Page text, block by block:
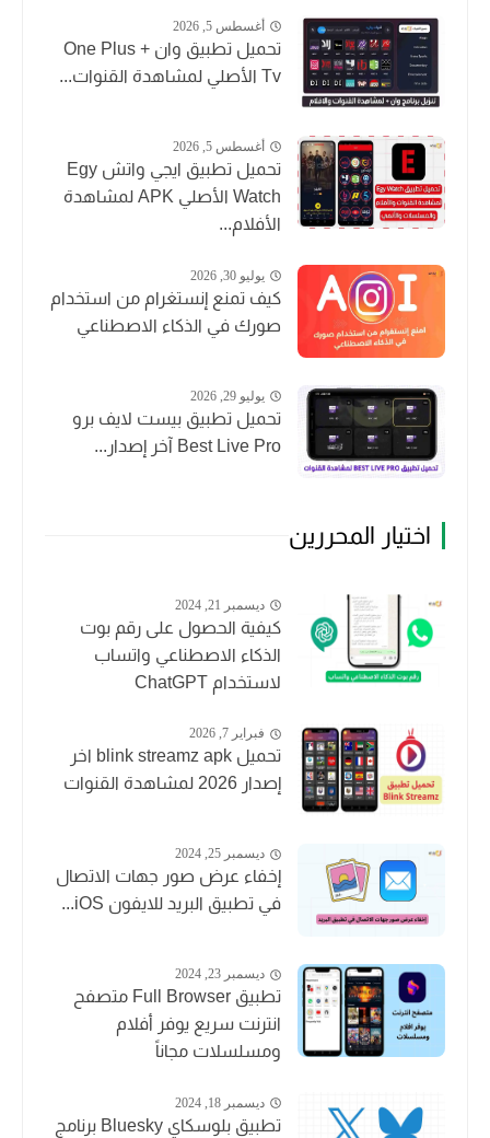
أغسطس 5, 2026
تحميل تطبيق وان + One Plus
Tv الأصلي لمشاهدة القنوات...
أغسطس 5, 2026
تحميل تطبيق ايجي واتش Egy
Watch الأصلي APK لمشاهدة
الأفلام...
يوليو 30, 2026
كيف تمنع إنستغرام من استخدام
صورك في الذكاء الاصطناعي
يوليو 29, 2026
تحميل تطبيق بيست لايف برو
Best Live Pro آخر إصدار...
اختيار المحررين
ديسمبر 21, 2024
كيفية الحصول على رقم بوت
الذكاء الاصطناعي واتساب
لاستخدام ChatGPT
فبراير 7, 2026
تحميل blink streamz apk اخر
إصدار 2026 لمشاهدة القنوات
ديسمبر 25, 2024
إخفاء عرض صور جهات الاتصال
في تطبيق البريد للايفون iOS...
ديسمبر 23, 2024
تطبيق Full Browser متصفح
انترنت سريع يوفر أفلام
ومسلسلات مجاناً
ديسمبر 18, 2024
تطبيق بلوسكاي Bluesky برنامج